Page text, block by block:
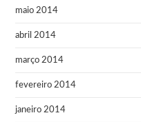
maio 2014
abril 2014
março 2014
fevereiro 2014
janeiro 2014